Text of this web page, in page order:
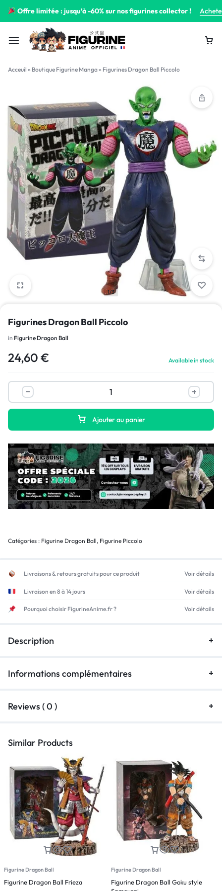
Offre limitée : jusqu’à -60% sur nos figurines collector !
Acceuil » Boutique Figurine Manga» Figurines Dragon Ball Piccolo
1/3
Figurines Dragon Ball Piccolo
in Figurine Dragon Ball
24,60 € Available in stock
Ajouter au panier
Catégories : Figurine Dragon Ball, Figurine Piccolo
Livraisons & retours gratuits pour ce produit Voir détails
Livraison en 8 à 14 jours Voir détails
Pourquoi choisir FigurineAnime.fr ? Voir détails
Description
Informations complémentaires
Reviews ( 0 )
Similar Products
Figurine Dragon Ball
Figurine Dragon Ball Frieza
Figurine Dragon Ball
Figurine Dragon Ball Goku style